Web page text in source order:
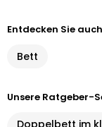
Entdecken Sie
Bett
Unsere Ratgeber-
Doppelbett im